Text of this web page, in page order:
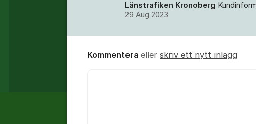
Länstrafiken Kronoberg
29 Aug 2023
Kommentera eller skriv ett nytt inlägg